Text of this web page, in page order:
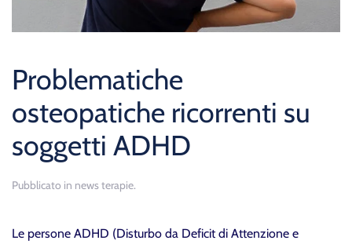
Problematiche
osteopatiche ricorrenti su
soggetti ADHD
Pubblicato in news terapie.
Le persone ADHD (Disturbo da Deficit di Attenzione e